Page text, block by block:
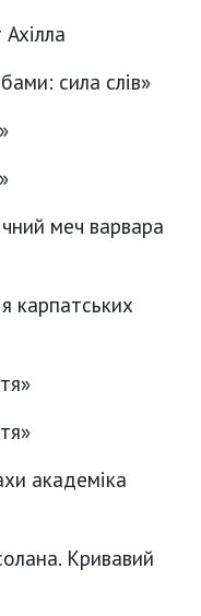
сила слів»
меч варвара
карпатських
академіка
Кривавий